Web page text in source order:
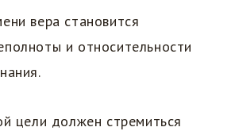
вера становится
и относительности
цели должен стремиться